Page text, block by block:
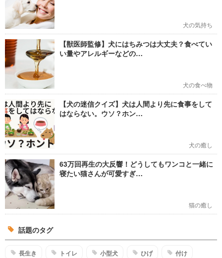
犬の気持ち
【獣医師監修】犬にはちみつは大丈夫？食べてい
い量やアレルギーなどの…
犬の食べ物
【犬の迷信クイズ】犬は人間より先に食事をして
はならない。ウソ？ホン…
犬の癒し
63万回再生の大反響！どうしてもワンコと一緒に
寝たい猫さんが可愛すぎ…
猫の癒し
話題のタグ
長生き トイレ 小型犬 ひげ 付け